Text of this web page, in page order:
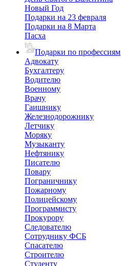
Новый Год
Подарки на 23 февраля
Подарки на 8 Марта
Пасха
Подарки по профессиям
Адвокату
Бухгалтеру
Водителю
Военному
Врачу
Гаишнику
Железнодорожнику
Летчику
Моряку
Музыканту
Нефтянику
Писателю
Повару
Пограничнику
Пожарному
Полицейскому
Программисту
Прокурору
Следователю
Сотруднику ФСБ
Спасателю
Строителю
Студенту